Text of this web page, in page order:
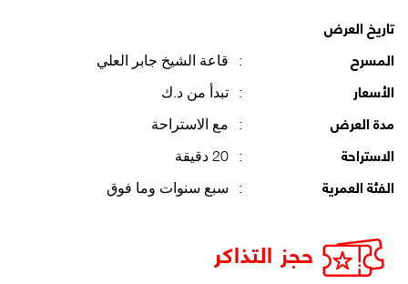
تاريخ العرض
المسرح
: قاعة الشيخ جابر العلي
الأسعار : تبدأ من د.ك
مدة العرض : مع الاستراحة
الاستراحة : 20 دقيقة
الفئة العمرية : سبع سنوات وما فوق
حجز التذاكر